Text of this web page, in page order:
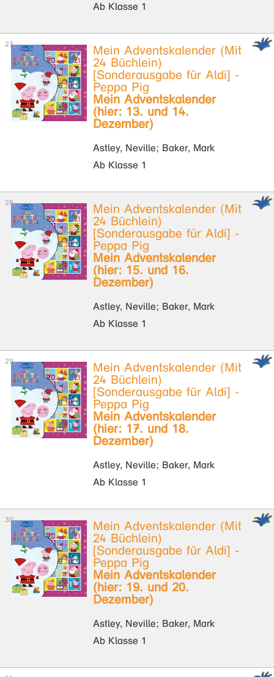
Ab Klasse 1
Mein Adventskalender (Mit
24 Büchlein)
[Sonderausgabe für Aldi] -
Peppa Pig
Mein Adventskalender
(hier: 13. und 14.
Dezember)
Astley, Neville; Baker, Mark
Ab Klasse 1
Mein Adventskalender (Mit
24 Büchlein)
[Sonderausgabe für Aldi] -
Peppa Pig
Mein Adventskalender
(hier: 15. und 16.
Dezember)
Astley, Neville; Baker, Mark
Ab Klasse 1
Mein Adventskalender (Mit
24 Büchlein)
[Sonderausgabe für Aldi] -
Peppa Pig
Mein Adventskalender
(hier: 17. und 18.
Dezember)
Astley, Neville; Baker, Mark
Ab Klasse 1
Mein Adventskalender (Mit
24 Büchlein)
[Sonderausgabe für Aldi] -
Peppa Pig
Mein Adventskalender
(hier: 19. und 20.
Dezember)
Astley, Neville; Baker, Mark
Ab Klasse 1